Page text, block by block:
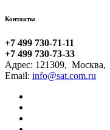
Контакты
+7 499 730-71-11
+7 499 730-73-33
Адрес: 121309, Москва,
Email: